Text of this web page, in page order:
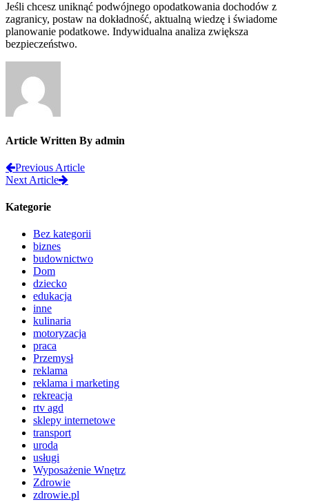
Jeśli chcesz uniknąć podwójnego opodatkowania dochodów z
zagranicy, postaw na dokładność, aktualną wiedzę i świadome
planowanie podatkowe. Indywidualna analiza zwiększa
bezpieczeństwo.
Article Written By admin
Previous Article
Next Article
Kategorie
Bez kategorii
biznes
budownictwo
Dom
dziecko
edukacja
inne
kulinaria
motoryzacja
praca
Przemysł
reklama
reklama i marketing
rekreacja
rtv agd
sklepy internetowe
transport
uroda
usługi
Wyposażenie Wnętrz
Zdrowie
zdrowie.pl